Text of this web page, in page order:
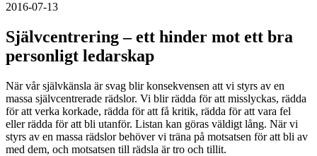
2016-07-13
Självcentrering – ett hinder mot ett bra
personligt ledarskap
När vår självkänsla är svag blir konsekvensen att vi styrs av en
massa självcentrerade rädslor. Vi blir rädda för att misslyckas, rädda
för att verka korkade, rädda för att få kritik, rädda för att vara fel
eller rädda för att bli utanför. Listan kan göras väldigt lång. När vi
styrs av en massa rädslor behöver vi träna på motsatsen för att bli av
med dem, och motsatsen till rädsla är tro och tillit.